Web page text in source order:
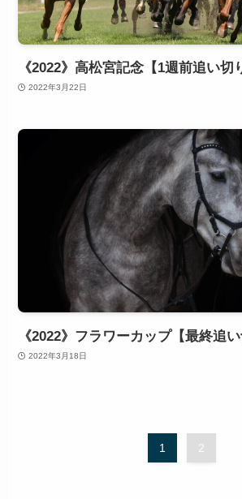
《2022》高松宮記念【1週前追い切
2022年3月22日
《2022》フラワーカップ【最終追
2022年3月18日
1 2